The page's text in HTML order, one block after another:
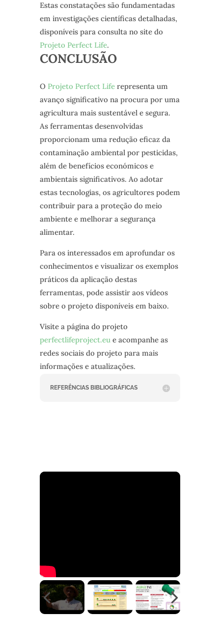
Estas constatações são fundamentadas
em investigações científicas detalhadas,
disponíveis para consulta no site do
Projeto Perfect Life.
CONCLUSÃO
O Projeto Perfect Liferepresenta um
avanço significativo na procura por uma
agricultura mais sustentável e segura.
As ferramentas desenvolvidas
proporcionam uma redução eficaz da
contaminação ambiental por pesticidas,
além de benefícios económicos e
ambientais significativos. Ao adotar
estas tecnologias, os agricultores podem
contribuir para a proteção do meio
ambiente e melhorar a segurança
alimentar.
Para os interessados em aprofundar os
conhecimentos e visualizar os exemplos
práticos da aplicação destas
ferramentas, pode assistir aos vídeos
sobre o projeto disponíveis em baixo.
Visite a página do projeto
perfectlifeproject.eue acompanhe as
redes sociais do projeto para mais
informações e atualizações.
REFERÊNCIAS BIBLIOGRÁFICAS